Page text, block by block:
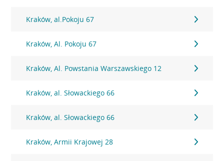
Kraków, al.Pokoju 67
Kraków, Al. Pokoju 67
Kraków, Al. Powstania Warszawskiego 12
Kraków, al. Słowackiego 66
Kraków, al. Słowackiego 66
Kraków, Armii Krajowej 28